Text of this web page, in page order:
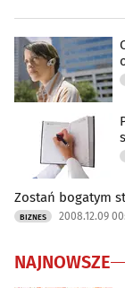
Zostań bogatym
BIZNES 2008.12.09
NAJNOWSZE